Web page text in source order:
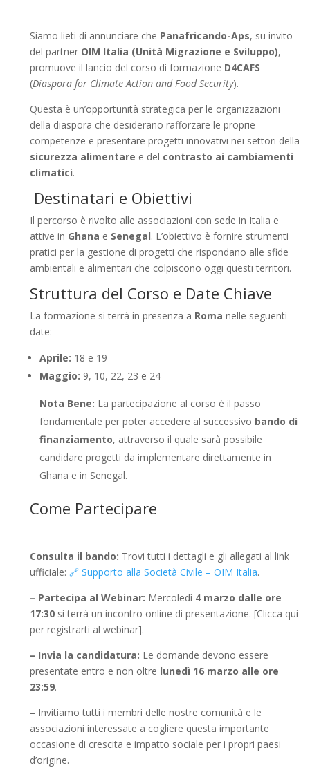
Siamo lieti di annunciare che Panafricando-Aps, su invito
del partner OIM Italia (Unità Migrazione e Sviluppo),
promuove il lancio del corso di formazione D4CAFS
(Diaspora for Climate Action and Food Security).
Questa è un’opportunità strategica per le organizzazioni
della diaspora che desiderano rafforzare le proprie
competenze e presentare progetti innovativi nei settori della
sicurezza alimentare e del contrasto ai cambiamenti
climatici.
Destinatari e Obiettivi
Il percorso è rivolto alle associazioni con sede in Italia e
attive in Ghana e Senegal. L’obiettivo è fornire strumenti
pratici per la gestione di progetti che rispondano alle sfide
ambientali e alimentari che colpiscono oggi questi territori.
Struttura del Corso e Date Chiave
La formazione si terrà in presenza a Roma nelle seguenti
date:
Aprile: 18 e 19
Maggio: 9, 10, 22, 23 e 24
Nota Bene: La partecipazione al corso è il passo
fondamentale per poter accedere al successivo bando di
finanziamento, attraverso il quale sarà possibile
candidare progetti da implementare direttamente in
Ghana e in Senegal.
Come Partecipare
Consulta il bando: Trovi tutti i dettagli e gli allegati al link
ufficiale: 🔗 Supporto alla Società Civile – OIM Italia.
– Partecipa al Webinar: Mercoledì 4 marzo dalle ore
17:30si terrà un incontro online di presentazione. [Clicca qui
per registrarti al webinar].
– Invia la candidatura: Le domande devono essere
presentate entro e non oltre lunedì 16 marzo alle ore
23:59.
– Invitiamo tutti i membri delle nostre comunità e le
associazioni interessate a cogliere questa importante
occasione di crescita e impatto sociale per i propri paesi
d’origine.